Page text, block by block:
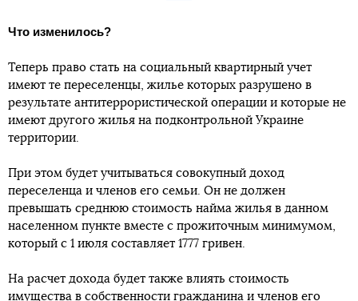
Что изменилось?
Теперь право стать на социальный квартирный учет
имеют те переселенцы, жилье которых разрушено в
результате антитеррористической операции и которые не
имеют другого жилья на подконтрольной Украине
территории.
При этом будет учитываться совокупный доход
переселенца и членов его семьи. Он не должен
превышать среднюю стоимость найма жилья в данном
населенном пункте вместе с прожиточным минимумом,
который с 1 июля составляет 1777 гривен.
На расчет дохода будет также влиять стоимость
имущества в собственности гражданина и членов его